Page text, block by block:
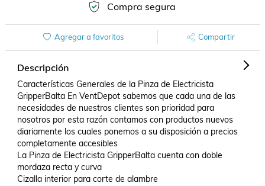
Compra segura
Agregar a favoritos Compartir
Descripción
Características Generales de la Pinza de Electricista
GripperBalta En VentDepot sabemos que cada una de las
necesidades de nuestros clientes son prioridad para
nosotros por esta razón contamos con productos nuevos
diariamente los cuales ponemos a su disposición a precios
completamente accesibles
La Pinza de Electricista GripperBalta cuenta con doble
mordaza recta y curva
Cizalla interior para corte de alambre